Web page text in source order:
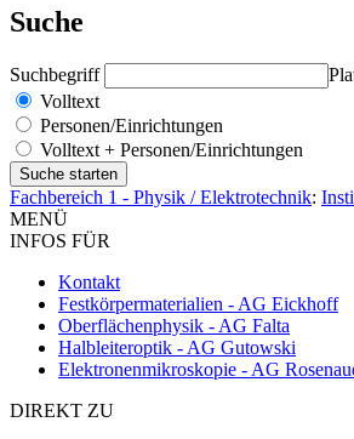
Suche
Suchbegriff
Volltext
Personen/Einrichtungen
Volltext + Personen/Einrichtungen
Fachbereich 1 - Physik / Elektrotechnik:
MENÜ
INFOS FÜR
Kontakt
Festkörpermaterialien - AG Eickhoff
Oberflächenphysik - AG Falta
Halbleiteroptik - AG Gutowski
Elektronenmikroskopie - AG
DIREKT ZU